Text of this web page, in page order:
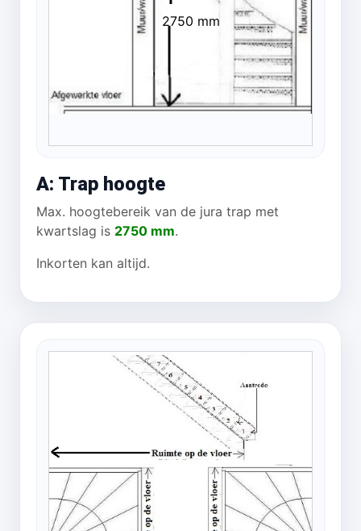
2750 mm
A: Trap hoogte
Max. hoogtebereik van de jura trap met
kwartslag is 2750 mm.
Inkorten kan altijd.